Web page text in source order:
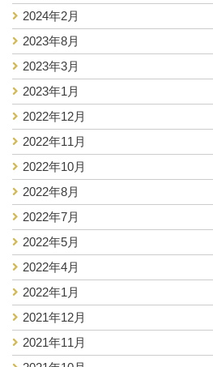
2024年2月
2023年8月
2023年3月
2023年1月
2022年12月
2022年11月
2022年10月
2022年8月
2022年7月
2022年5月
2022年4月
2022年1月
2021年12月
2021年11月